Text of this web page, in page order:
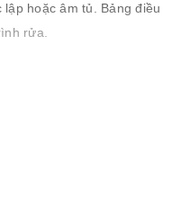
hoặc âm tủ. Bảng điều
rửa.